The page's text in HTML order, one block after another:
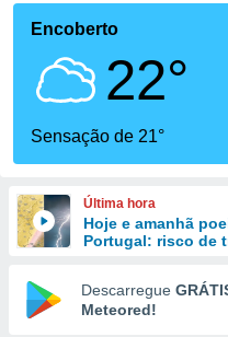
foi
fornecidas
a este
das
e
forma
digital
Encoberto
22°
Sensação de 21°
Última hora
Hoje e amanhã
Portugal: risco de
Descarregue
Meteored!